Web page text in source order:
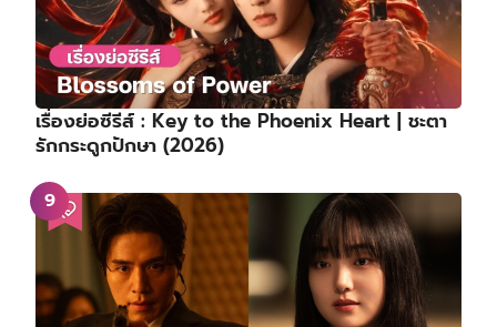
เรื่องย่อซีรีส์ : Key to the Phoenix Heart | ชะตา
รักกระดูกปักษา (2026)